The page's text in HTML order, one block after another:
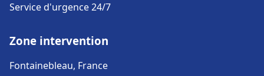
Service d'urgence 24/7
Zone intervention
Fontainebleau, France